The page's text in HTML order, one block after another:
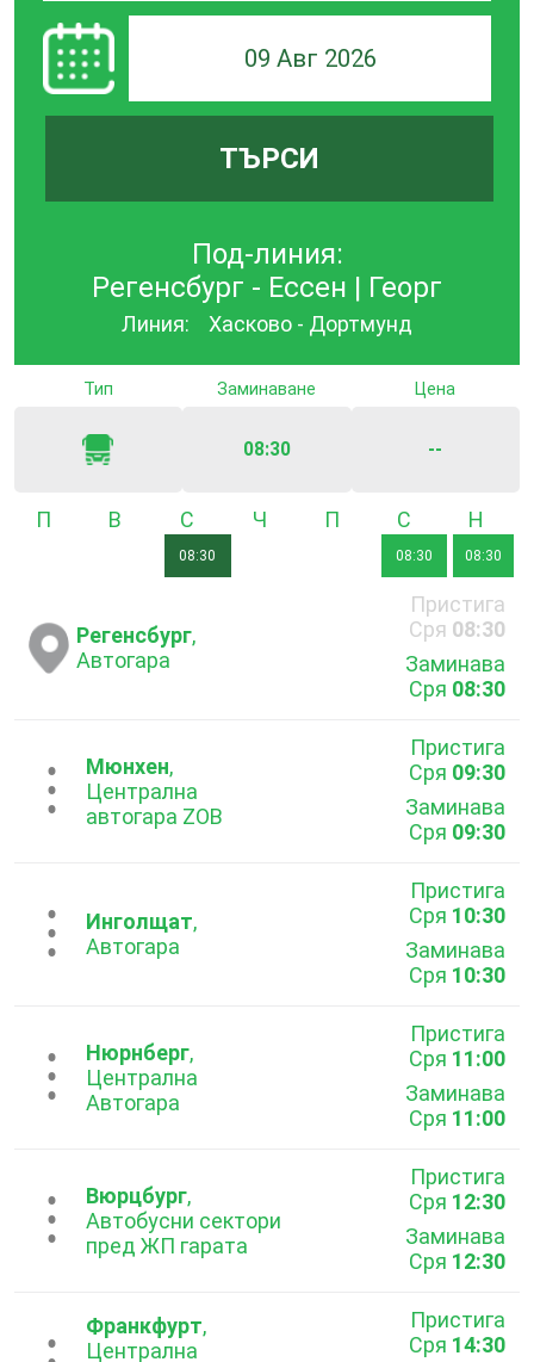
09 Авг 2026
ТЪРСИ
Под-линия:
Регенсбург - Ессен | Георг
Линия: Хасково - Дортмунд
Тип Заминаване
08:30
Цена
--
ПонеделникВторник
08:30
Четвъртък Събота
08:30 08:30
Регенсбург,
Автогара
Пристига
Сря 08:30
Заминава
Сря 08:30
...Мюнхен,
Централна
автогара ZOB
Пристига
Сря 09:30
Заминава
Сря 09:30
...Инголщат,
Автогара
Пристига
Сря 10:30
Заминава
Сря 10:30
...Нюрнберг,
Централна
Aвтогара
Пристига
Сря 11:00
Заминава
Сря 11:00
...Вюрцбург,
Автобусни сектори
пред ЖП гарата
Пристига
Сря 12:30
Заминава
Сря 12:30
Франкфурт,
Централна
Пристига
Сря 14:30